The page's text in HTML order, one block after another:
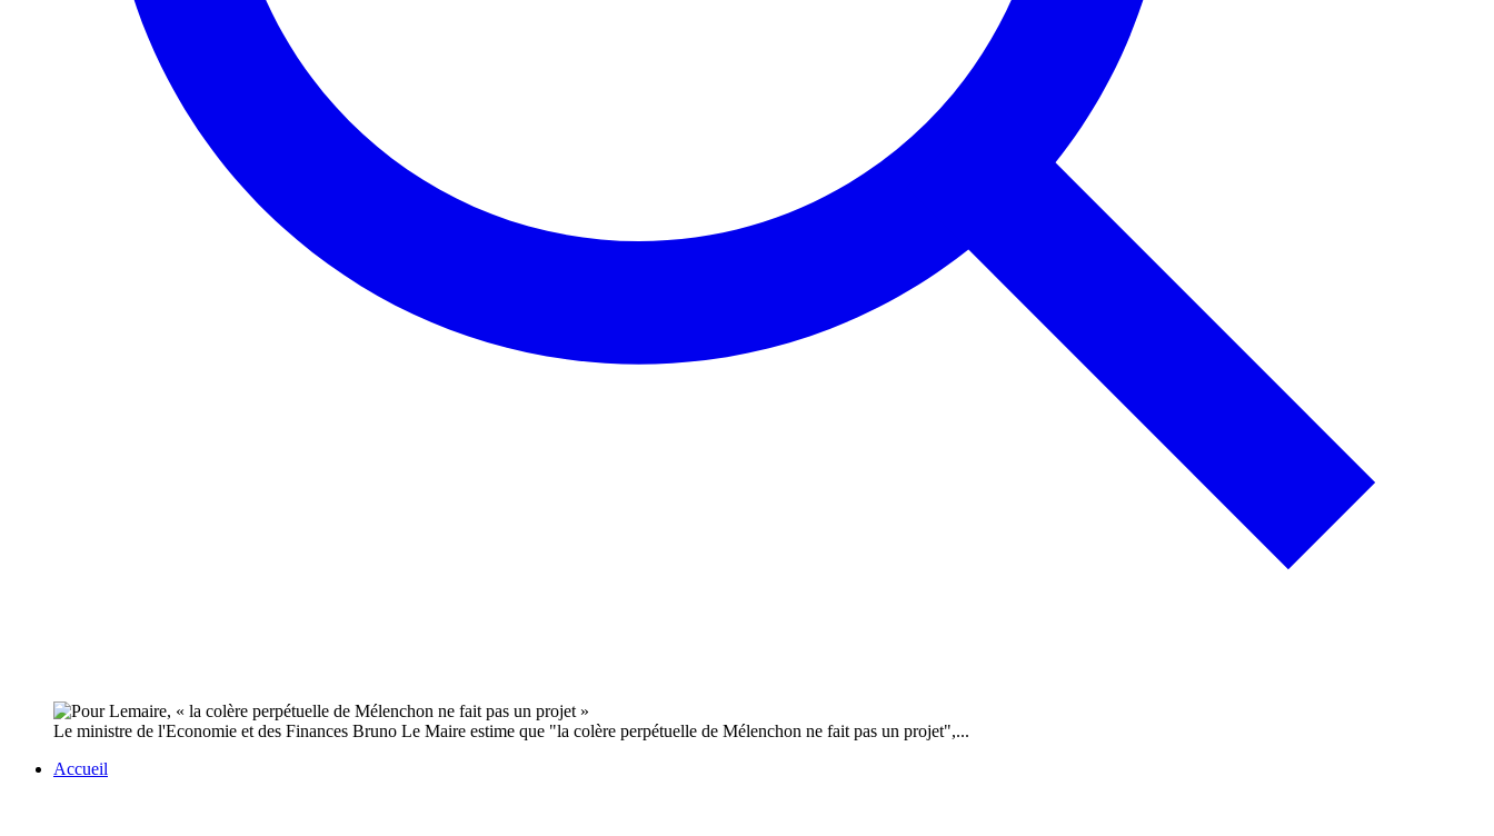
Le ministre de l'Economie et des Finances Bruno Le Maire estime que "la colère perpétuelle de Mélenchon ne fait pas un projet",...
Accueil